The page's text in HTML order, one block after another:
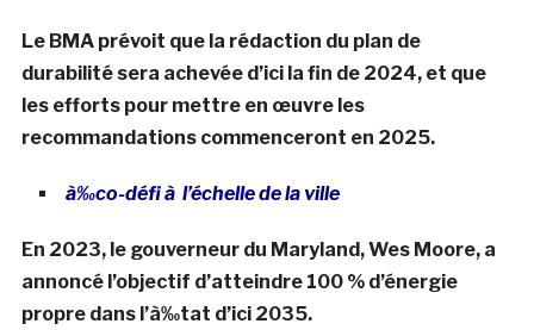
Le BMA prévoit que la rédaction du plan de
durabilité sera achevée d’ici la fin de 2024, et que
les efforts pour mettre en œuvre les
recommandations commenceront en 2025.
à‰co-défi à l’échelle de la ville
En 2023, le gouverneur du Maryland, Wes Moore, a
annoncé l’objectif d’atteindre 100 % d’énergie
propre dans l’à‰tat d’ici 2035.